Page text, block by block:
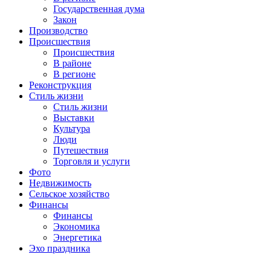
Государственная дума
Закон
Производство
Происшествия
Происшествия
В районе
В регионе
Реконструкция
Стиль жизни
Стиль жизни
Выставки
Культура
Люди
Путешествия
Торговля и услуги
Фото
Недвижимость
Сельское хозяйство
Финансы
Финансы
Экономика
Энергетика
Эхо праздника